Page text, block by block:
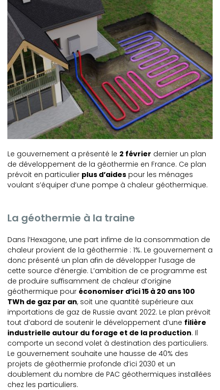
Le gouvernement a présenté le 2 février dernier un plan
de développement de la géothermie en France. Ce plan
prévoit en particulier plus d’aides pour les ménages
voulant s’équiper d’une pompe à chaleur géothermique.
La géothermie à la traine
Dans l’Hexagone, une part infime de la consommation de
chaleur provient de la géothermie : 1%. Le gouvernement a
donc présenté un plan afin de développer l’usage de
cette source d’énergie. L’ambition de ce programme est
de produire suffisamment de chaleur d’origine
géothermique pour économiser d’ici 15 à 20 ans 100
TWh de gaz par an, soit une quantité supérieure aux
importations de gaz de Russie avant 2022. Le plan prévoit
tout d’abord de soutenir le développement d’une filière
industrielle autour du forage et de la production. Il
comporte un second volet à destination des particuliers.
Le gouvernement souhaite une hausse de 40% des
projets de géothermie profonde d’ici 2030 et un
doublement du nombre de PAC géothermiques installées
chez les particuliers.